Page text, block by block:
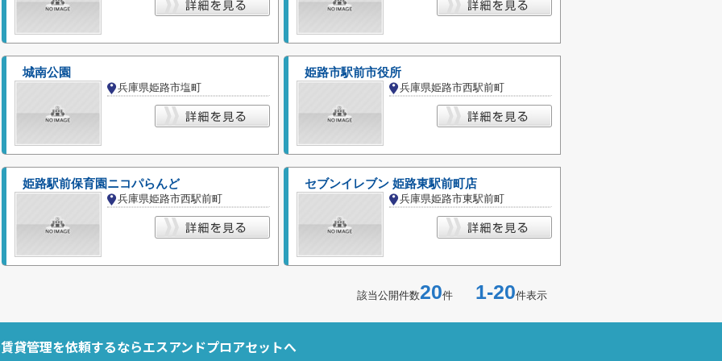
城南公園
兵庫県姫路市塩町
姫路市駅前市役所
兵庫県姫路市西駅前町
姫路駅前保育園ニコパらんど
兵庫県姫路市西駅前町
セブンイレブン 姫路東駅前町店
兵庫県姫路市東駅前町
該当公開件数20件 1-20件表示
貸管理を依頼するならエスアンドプロアセットへ